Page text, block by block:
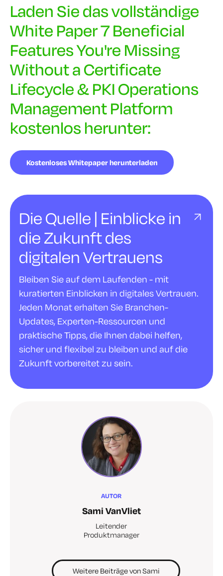
Laden Sie das vollständige
White Paper 7 Beneficial
Features You're Missing
Without a Certificate
Lifecycle & PKI Operations
Management Platform
kostenlos herunter:
Kostenloses Whitepaper herunterladen
Die Quelle | Einblicke in
die Zukunft des
digitalen Vertrauens
Bleiben Sie auf dem Laufenden - mit
kuratierten Einblicken in digitales Vertrauen.
Jeden Monat erhalten Sie Branchen-
Updates, Experten-Ressourcen und
praktische Tipps, die Ihnen dabei helfen,
sicher und flexibel zu bleiben und auf die
Zukunft vorbereitet zu sein.
AUTOR
Sami VanVliet
Leitender
Produktmanager
Weitere Beiträge von Sami